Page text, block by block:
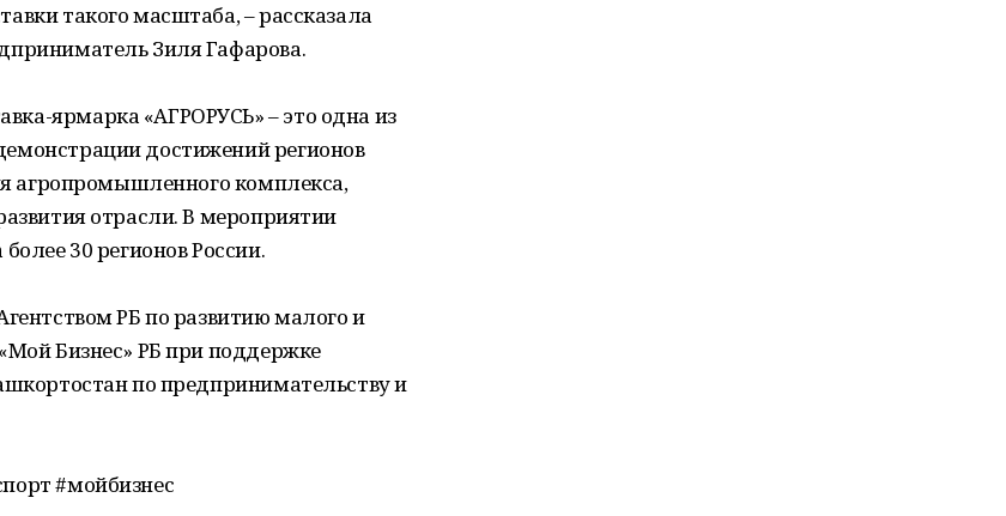
такого масштаба, – рассказала
Зиля Гафарова.
ярмарка «АГРОРУСЬ» – это одна из
достижений регионов
агропромышленного комплекса,
отрасли. В мероприятии
30 регионов России.
РБ по развитию малого и
Бизнес» РБ при поддержке
по предпринимательству и
#мойбизнес